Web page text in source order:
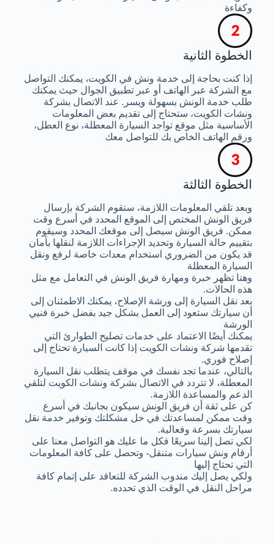
وكفاءة
الخطوة الثانية
إذا كنت بحاجة إلى خدمة ونش في الكويت، يمكنك التواصل
مع الشركة عبر الهاتف أو عبر تطبيق الجوال حيث يمكنك
طلب خدمة الونش بسهولة ويسر. عند الاتصال بشركة
ونشات الكويت، ستحتاج إلى تقديم بعض المعلومات
الأساسية مثل موقع تواجد السيارة المعطلة، نوع العطل،
ورقم الهاتف الخاص بك للتواصل معك
الخطوة الثالثة
وبعد تلقي المعلومات اللازمة، ستقوم الشركة بإرسال
فريق الونش المختص إلى الموقع المحدد في أسرع وقت
ممكن. فريق الونش سيصل إلى موقعك المحدد وسيقوم
بتقييم حالة السيارة وتحديد الإجراءات اللازمة لنقلها بأمان
قد يكون من الضروري استخدام معدات خاصة لرفع ونقل
السيارة المعطلة
وهنا تظهر خبرة ومهارة فريق الونش في التعامل مع مثل
هذه الحالات.
بعد نقل السيارة إلى ورشة الإصلاح، يمكنك الاطمئنان إلى
أن سيارتك ستعود إلى العمل بشكل جيد بفضل خبرة فنيي
الورشة
يمكنك أيضًا الاعتماد على خدمات تصليح الطوارئ التي
تقدمها شركة ونشات الكويت إذا كانت السيارة تحتاج إلى
إصلاح فوري.
بالتالي، عندما تجد نفسك في موقف يتطلب نقل السيارة
المعطلة، لا تتردد في الاتصال بشركة ونشات الكويت لتلقي
الدعم والمساعدة اللازمة.
كن على ثقة أن فريق الونش سيكون بجانبك في أسرع
وقت ممكن لمساعدتك في حل مشكلتك وتوفير خدمة نقل
سيارتك بسرعة وفعالية.
لكي تصل إلينا سريعًا فكل ما عليك هو التواصل معنا على
أرقام ونش سيارات متنقل- وتحصل على كافة المعلومات
التي تحتاج إليها
ولكي يصل إليك مندوب الشركة للتعاقد على إتمام كافة
مراحل النقل في الوقت الذي تحدده.